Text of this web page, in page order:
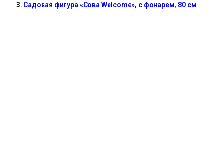
Садовая фигура «Сова Welcome», с фонарем, 80 см